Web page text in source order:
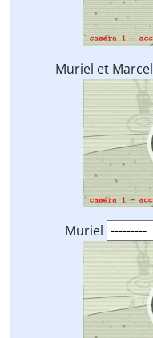
Muriel et Marcel
Muriel